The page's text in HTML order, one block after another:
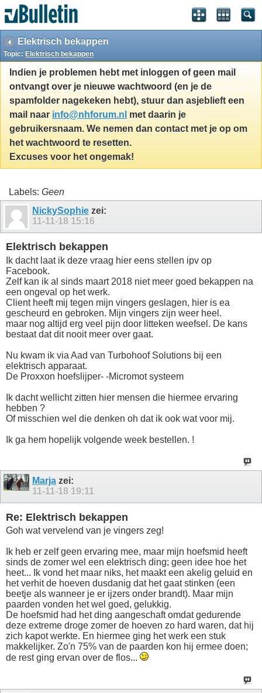
Elektrisch bekappen
Topic: Elektrisch bekappen
Indien je problemen hebt met inloggen of geen mail
ontvangt over je nieuwe wachtwoord (en je de
spamfolder nagekeken hebt), stuur dan asjeblieft een
mail naar info@nhforum.nl met daarin je
gebruikersnaam. We nemen dan contact met je op om
het wachtwoord te resetten.
Excuses voor het ongemak!
Labels: Geen
NickySophie zei:
11-11-18 15:16
Elektrisch bekappen
Ik dacht laat ik deze vraag hier eens stellen ipv op
Facebook.
Zelf kan ik al sinds maart 2018 niet meer goed bekappen na
een ongeval op het werk.
Client heeft mij tegen mijn vingers geslagen, hier is ea
gescheurd en gebroken. Mijn vingers zijn weer heel.
maar nog altijd erg veel pijn door litteken weefsel. De kans
bestaat dat dit nooit meer over gaat.
Nu kwam ik via Aad van Turbohoof Solutions bij een
elektrisch apparaat.
De Proxxon hoefslijper- -Micromot systeem
Ik dacht wellicht zitten hier mensen die hiermee ervaring
hebben ?
Of misschien wel die denken oh dat ik ook wat voor mij.
Ik ga hem hopelijk volgende week bestellen. !
Marja zei:
11-11-18 19:11
Re: Elektrisch bekappen
Goh wat vervelend van je vingers zeg!
Ik heb er zelf geen ervaring mee, maar mijn hoefsmid heeft
sinds de zomer wel een elektrisch ding; geen idee hoe het
heet... Ik vond het maar niks, het maakt een akelig geluid en
het verhit de hoeven dusdanig dat het gaat stinken (een
beetje als wanneer je er ijzers onder brandt). Maar mijn
paarden vonden het wel goed, gelukkig.
De hoefsmid had het ding aangeschaft omdat gedurende
deze extreme droge zomer de hoeven zo hard waren, dat hij
zich kapot werkte. En hiermee ging het werk een stuk
makkelijker. Zo'n 75% van de paarden kon hij ermee doen;
de rest ging ervan over de flos...